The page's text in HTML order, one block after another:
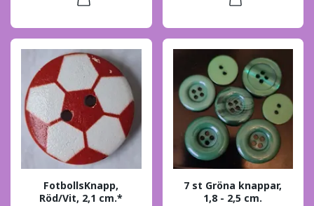
FotbollsKnapp,
Röd/Vit, 2,1 cm.*
7 st Gröna knappar,
1,8 - 2,5 cm.